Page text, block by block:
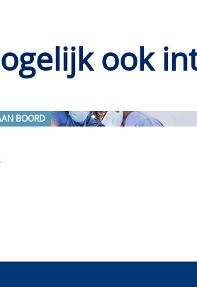
ook
BOORD